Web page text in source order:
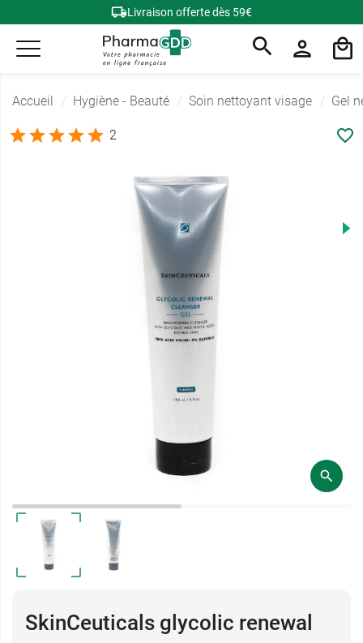
Livraison offerte dès 59€
Accueil Hygiène - Beauté Soin nettoyant visage Gel
2
SkinCeuticals glycolic renewal